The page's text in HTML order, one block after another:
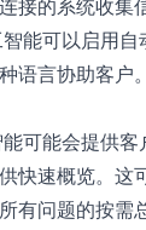
接的系统收集
智能可以启用
语言协助客户
能可能会提供
快速概览。这
有问题的按需